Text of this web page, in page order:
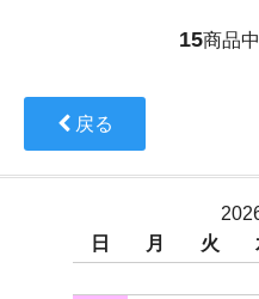
15商品中
戻る
日
月 火